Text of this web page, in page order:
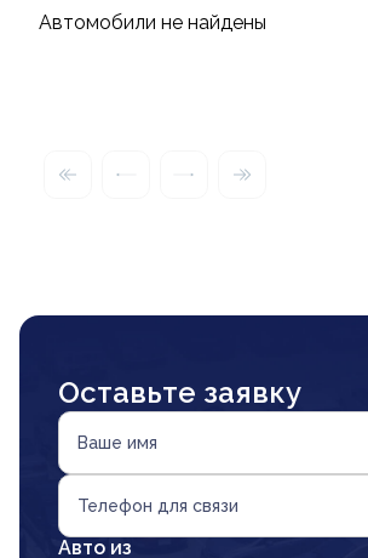
Автомобили не найдены
Оставьте заявку
Ваше имя
Телефон для связи
Авто из